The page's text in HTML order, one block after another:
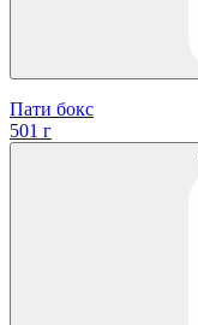
Пати бокс
501 г